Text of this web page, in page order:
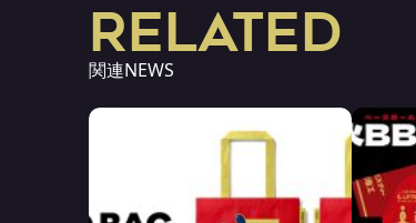
RELATED
関連NEWS